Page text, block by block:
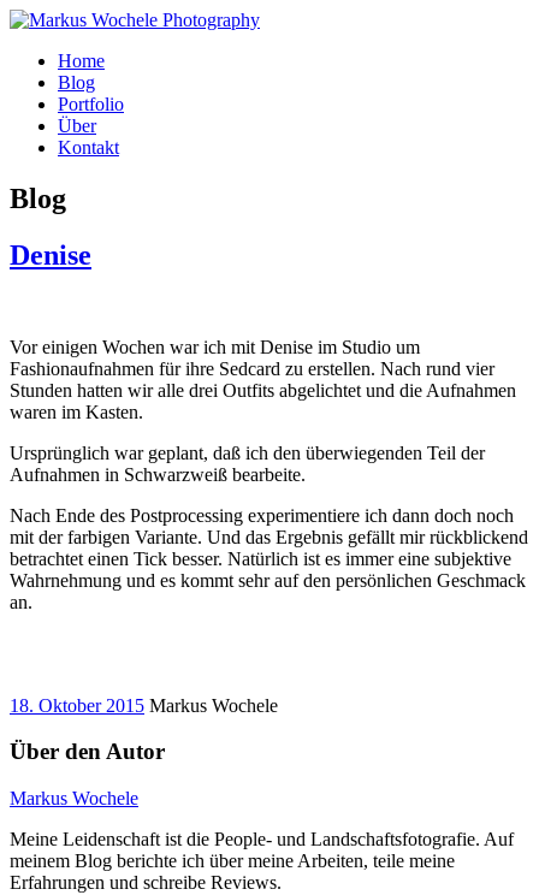
Home
Blog
Portfolio
Über
Kontakt
Blog
Denise
Vor einigen Wochen war ich mit Denise im Studio um
Fashionaufnahmen für ihre Sedcard zu erstellen. Nach rund vier
Stunden hatten wir alle drei Outfits abgelichtet und die Aufnahmen
waren im Kasten.
Ursprünglich war geplant, daß ich den überwiegenden Teil der
Aufnahmen in Schwarzweiß bearbeite.
Nach Ende des Postprocessing experimentiere ich dann doch noch
mit der farbigen Variante. Und das Ergebnis gefällt mir rückblickend
betrachtet einen Tick besser. Natürlich ist es immer eine subjektive
Wahrnehmung und es kommt sehr auf den persönlichen Geschmack
an.
18. Oktober 2015 Markus Wochele
Über den Autor
Markus Wochele
Meine Leidenschaft ist die People- und Landschaftsfotografie. Auf
meinem Blog berichte ich über meine Arbeiten, teile meine
Erfahrungen und schreibe Reviews.